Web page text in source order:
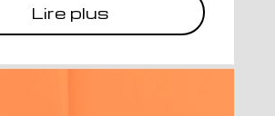
Lire plus